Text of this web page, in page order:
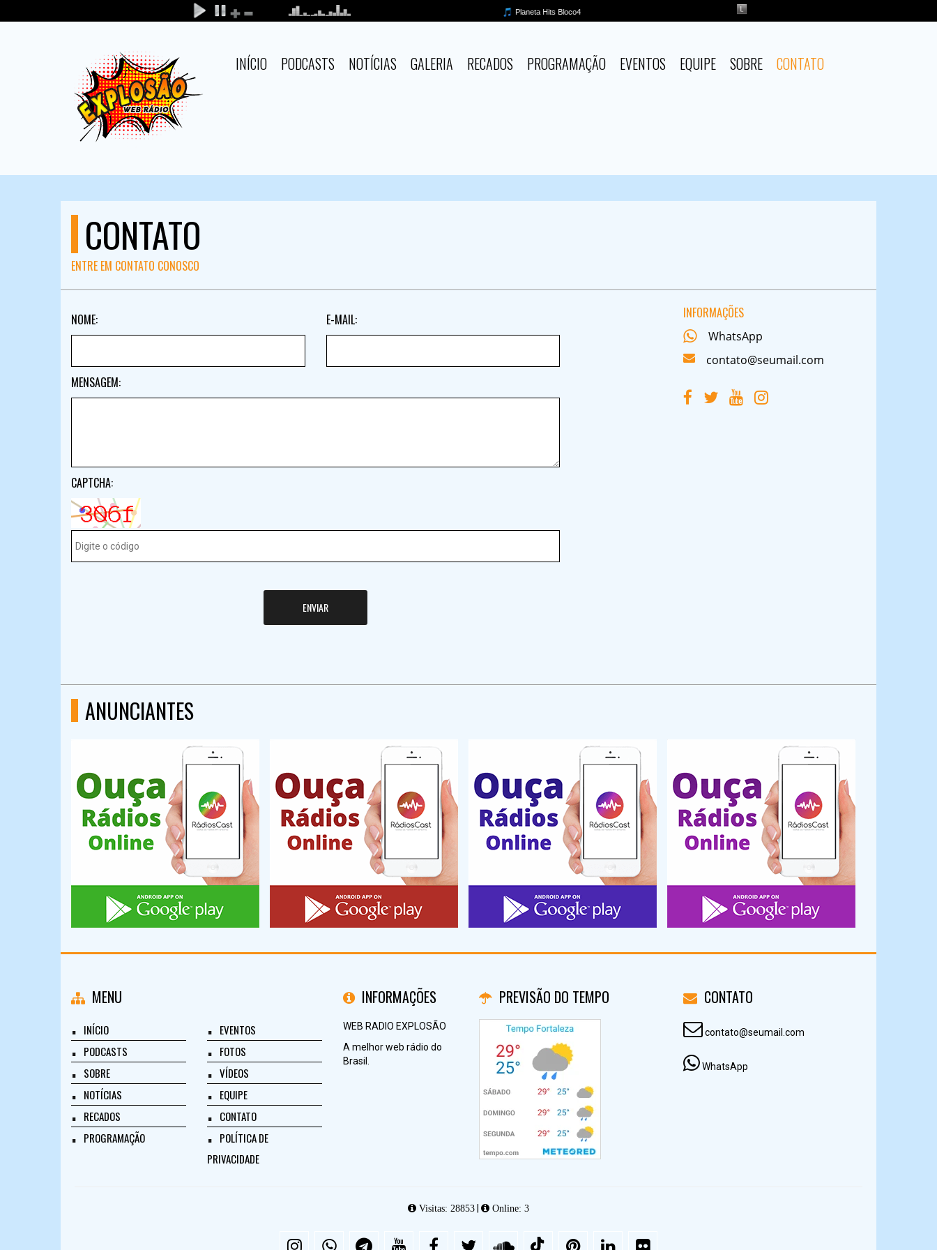
INÍCIO PODCASTS NOTÍCIAS GALERIA RECADOS PROGRAMAÇÃO EVENTOS EQUIPE SOBRE CONTATO
CONTATO
ENTRE EM CONTATO CONOSCO
NOME: E-MAIL:
MENSAGEM:
CAPTCHA:
ENVIAR
INFORMAÇÕES
WhatsApp
contato@seumail.com
ANUNCIANTES
MENU
INÍCIO
PODCASTS
SOBRE
NOTÍCIAS
RECADOS
PROGRAMAÇÃO
EVENTOS
FOTOS
VÍDEOS
EQUIPE
CONTATO
POLÍTICA DE
PRIVACIDADE
INFORMAÇÕES
WEB RADIO EXPLOSÃO
A melhor web rádio do
Brasil.
PREVISÃO DO TEMPO CONTATO
contato@seumail.com
WhatsApp
Visitas: 28853 Online: 3